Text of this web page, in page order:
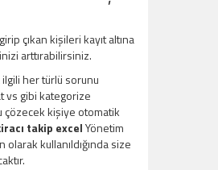
çıkan kişileri kayıt altına
arttırabilirsiniz.
ilgili her türlü sorunu
vs gibi kategorize
çözecek kişiye otomatik
takip excelYönetim
kullanıldığında size